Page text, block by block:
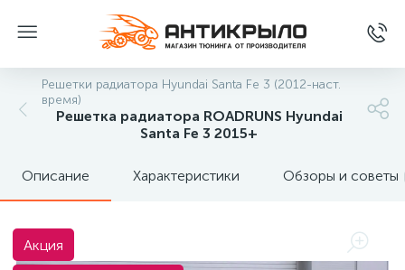
Решетки радиатора Hyundai Santa Fe 3 (2012-наст.
время)
Решетка радиатора ROADRUNS Hyundai
Santa Fe 3 2015+
Описание Характеристики Обзоры и советы
Акция